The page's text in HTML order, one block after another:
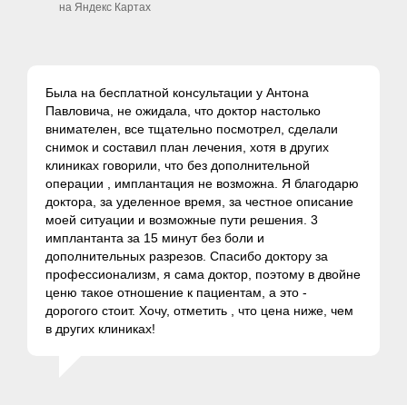
на Яндекс Картах
Была на бесплатной консультации у Антона
Павловича, не ожидала, что доктор настолько
внимателен, все тщательно посмотрел, сделали
снимок и составил план лечения, хотя в других
клиниках говорили, что без дополнительной
операции , имплантация не возможна. Я благодарю
доктора, за уделенное время, за честное описание
моей ситуации и возможные пути решения. 3
имплантанта за 15 минут без боли и
дополнительных разрезов. Спасибо доктору за
профессионализм, я сама доктор, поэтому в двойне
ценю такое отношение к пациентам, а это -
дорогого стоит. Хочу, отметить , что цена ниже, чем
в других клиниках!